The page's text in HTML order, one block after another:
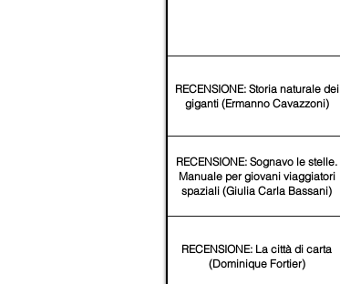
RECENSIONE: Storia naturale dei
giganti (Ermanno Cavazzoni)
RECENSIONE: Sognavo le stelle.
Manuale per giovani viaggiatori
spaziali (Giulia Carla Bassani)
RECENSIONE: La città di carta
(Dominique Fortier)